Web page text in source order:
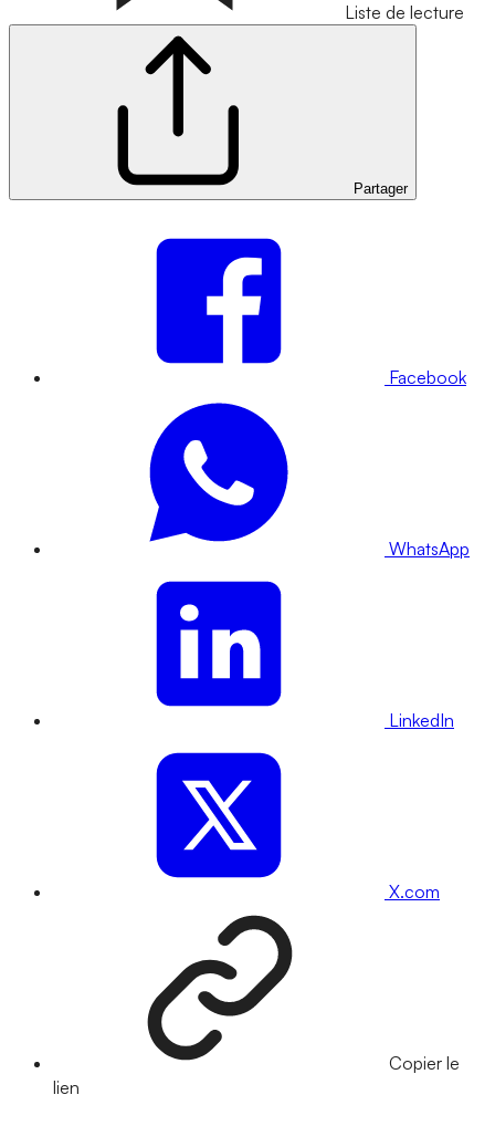
Liste de lecture
Partager
Facebook
WhatsApp
LinkedIn
X.com
Copier le
lien